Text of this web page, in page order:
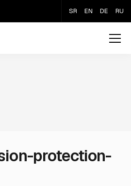
SR EN DE RU
protection-